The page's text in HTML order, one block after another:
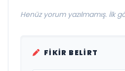
Henüz yorum yazılmamış. İlk
FIKIR BELIRT